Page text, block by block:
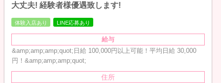
大丈夫! 経験者様優遇致します!
体験入店あり LINE応募あり
給与
&amp;amp;amp;quot;日給 100,000円以上可能！平均日給 30,000
円！&amp;amp;amp;quot;
住所